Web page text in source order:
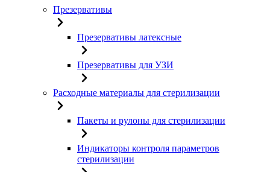
Презервативы
Презервативы латексные
Презервативы для УЗИ
Расходные материалы для стерилизации
Пакеты и рулоны для стерилизации
Индикаторы контроля параметров
стерилизации